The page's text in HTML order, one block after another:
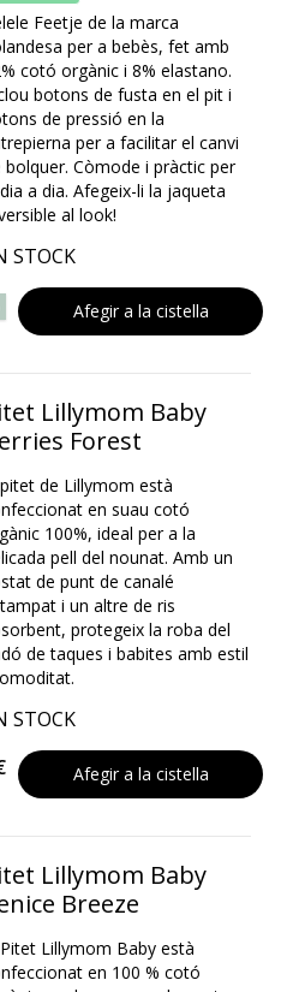
Feetje de la marca
per a bebès, fet amb
cotó orgànic i 8% elastano.
botons de fusta en el pit i
de pressió en la
per a facilitar el canvi
bolquer. Còmode i pràctic per
a dia. Afegeix-li la jaqueta
al look!
STOCK
Afegir a la cistella
Lillymom Baby
Forest
de Lillymom està
en suau cotó
100%, ideal per a la
pell del nounat. Amb un
de punt de canalé
i un altre de ris
protegeix la roba del
de taques i babites amb estil
STOCK
Afegir a la cistella
Lillymom Baby
Breeze
Lillymom Baby està
en 100 % cotó